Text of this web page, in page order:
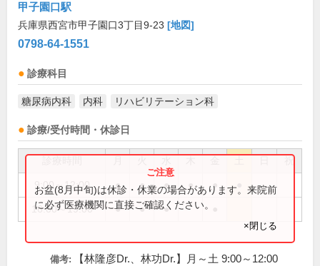
甲子園口駅
兵庫県西宮市甲子園口3丁目9-23 [地図]
0798-64-1551
診療科目
糖尿病内科 内科 リハビリテーション科
診療/受付時間・休診日
祝
9:00～12:00 ● ● ● ● ●
16:00～19:00 ● ● ●
お盆(8月中旬)は休診・休業の場合があります。来院前
に必ず医療機関に直接ご確認ください。
×閉じる
備考:
【林隆彦Dr.、林功Dr.】月～土 9:00～12:00